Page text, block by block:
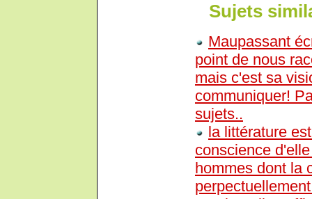
Sujets
Maupassant
point de nous
mais c'est sa
communiquer!
sujets..
la littérature
conscience
hommes dont la